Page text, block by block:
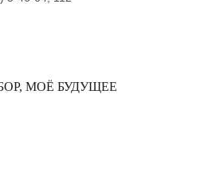
МОЁ БУДУЩЕЕ